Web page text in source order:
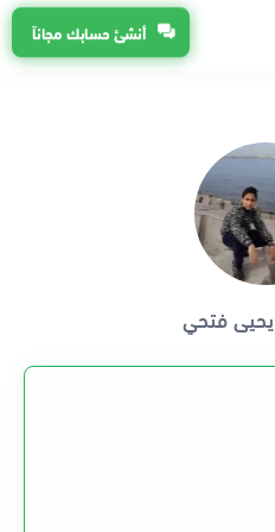
أنشئ حسابك مجاناً
فتحي